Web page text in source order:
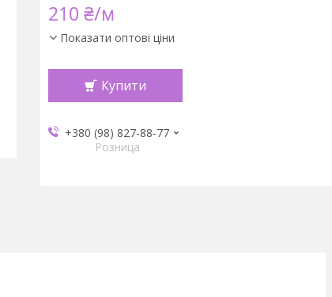
210 ₴/м
Показати оптові ціни
Купити
+380 (98) 827-88-77
Розница